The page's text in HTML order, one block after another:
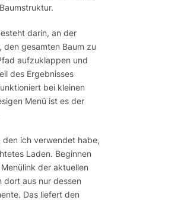
darin, an der
den gesamten Baum zu
aufzuklappen und
des Ergebnisses
bei kleinen
Menü ist es der
den ich verwendet habe,
Laden. Beginnen
der aktuellen
dort aus nur dessen
Das liefert den